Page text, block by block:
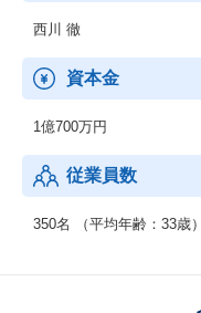
西川 徹
資本金
1億700万円
従業員数
350名 （平均年齢：33歳）